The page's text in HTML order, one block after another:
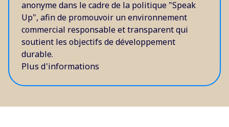
anonyme dans le cadre de la politique "Speak
Up", afin de promouvoir un environnement
commercial responsable et transparent qui
soutient les objectifs de développement
durable.
Plus d'informations